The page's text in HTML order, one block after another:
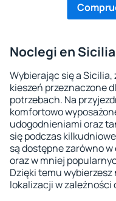
Noclegi en Sicilia
Wybierając się a
kieszeń przeznaczone
potrzebach. Na
komfortowo
udogodnieniami oraz
się podczas
są dostępne zarówno
oraz w mniej
Dzięki temu
lokalizacji w zależności